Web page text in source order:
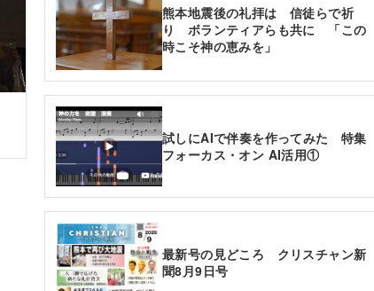
熊本地震後の礼拝は 信徒らで祈
り ボランティアらも共に 「この
時こそ神の恵みを」
試しにAIで伴奏を作ってみた 特集
フォーカス・オン AI活用①
最新号の見どころ クリスチャン新
聞8月9日号